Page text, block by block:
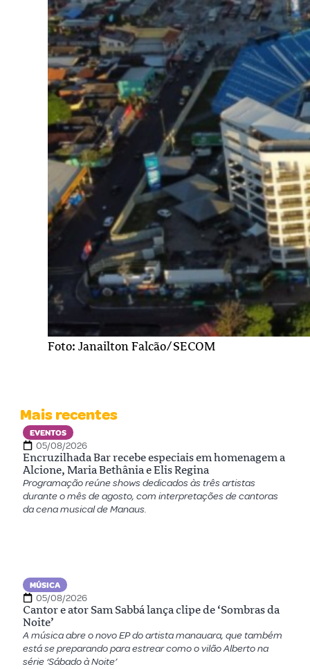
Foto: Janailton Falcão/SECOM
Mais recentes
EVENTOS
05/08/2026
Encruzilhada Bar recebe especiais em homenagem a
Alcione, Maria Bethânia e Elis Regina
Programação reúne shows dedicados às três artistas
durante o mês de agosto, com interpretações de cantoras
da cena musical de Manaus.
MÚSICA
05/08/2026
Cantor e ator Sam Sabbá lança clipe de ‘Sombras da
Noite’
A música abre o novo EP do artista manauara, que também
está se preparando para estrear como o vilão Alberto na
série ‘Sábado à Noite’